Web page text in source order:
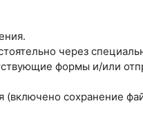
через
формы и/или
(включено сохранение